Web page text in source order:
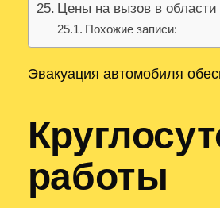
Цены на вызов в
Похожие записи:
Эвакуация автомобиля
работы